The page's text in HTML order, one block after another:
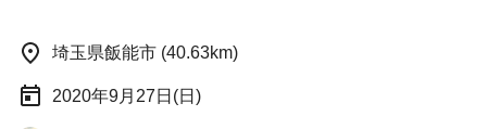
埼玉県飯能市 (40.63km)
2020年9月27日(日)